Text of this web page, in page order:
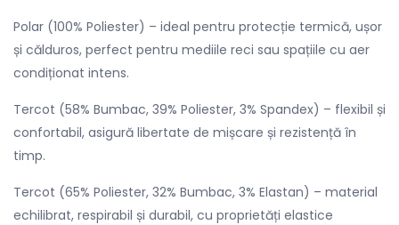
Polar (100% Poliester) – ideal pentru protecție termică, ușor
și călduros, perfect pentru mediile reci sau spațiile cu aer
condiționat intens.
Tercot (58% Bumbac, 39% Poliester, 3% Spandex) – flexibil și
confortabil, asigură libertate de mișcare și rezistență în
timp.
Tercot (65% Poliester, 32% Bumbac, 3% Elastan) – material
echilibrat, respirabil și durabil, cu proprietăți elastice